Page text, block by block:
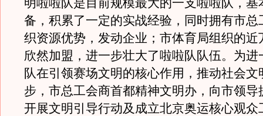
明啦啦队是目前规模最大的一支啦啦队，基
备，积累了一定的实战经验，同时拥有市总
织资源优势，发动企业；市体育局组织的近
欣然加盟，进一步壮大了啦啦队队伍。为进
队在引领赛场文明的核心作用，推动社会文
步，市总工会商首都精神文明办，向市领导
开展文明引导行动及成立北京奥运核心观众